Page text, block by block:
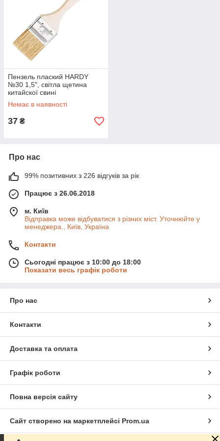
Пензель плаский HARDY
№30 1,5", світла щетина
китайскої свині
Немає в наявності
37 ₴
Про нас
99% позитивних з 226 відгуків за рік
Працює з 26.06.2018
м. Київ
Відправка може відбуватися з різних міст. Уточнюйте у
менеджера., Київ, Україна
Контакти
Сьогодні працює з 10:00 до 18:00
Показати весь графік роботи
Про нас
Контакти
Доставка та оплата
Графік роботи
Повна версія сайту
Сайт створено на маркетплейсі Prom.ua